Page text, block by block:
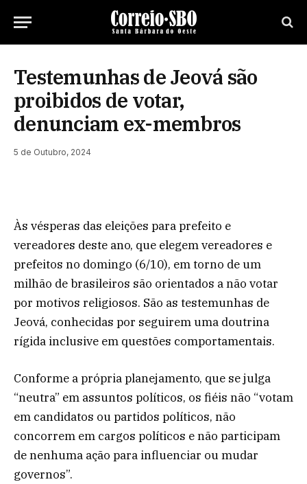
Testemunhas de Jeová são
proibidos de votar,
denunciam ex-membros
5 de Outubro, 2024
Às vésperas das eleições para prefeito e
vereadores deste ano, que elegem vereadores e
prefeitos no domingo (6/10), em torno de um
milhão de brasileiros são orientados a não votar
por motivos religiosos. São as testemunhas de
Jeová, conhecidas por seguirem uma doutrina
rígida inclusive em questões comportamentais.
Conforme a própria planejamento, que se julga
“neutra” em assuntos políticos, os fiéis não “votam
em candidatos ou partidos políticos, não
concorrem em cargos políticos e não participam
de nenhuma ação para influenciar ou mudar
governos”.